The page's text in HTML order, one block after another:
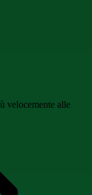
velocemente alle